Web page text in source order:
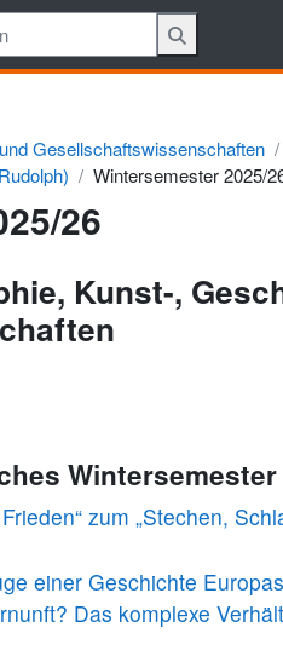
Gesellschaftswissenschaften
Wintersemester 2025/
26
Kunst-,
Wintersemester
zum „Stechen,
einer Geschichte
Das komplexe